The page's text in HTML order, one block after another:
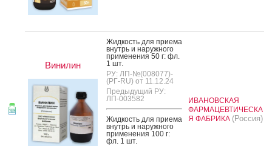
Винилин
Жид­кость для при­ема
внутрь и на­руж­но­го
при­мене­ния 50 г: фл.
1 шт.
РУ: ЛП-№(008077)-
(РГ-RU) от 11.12.24
Предыдущий РУ:
ЛП-003582
Жид­кость для при­ема
внутрь и на­руж­но­го
при­мене­ния 100 г:
фл. 1 шт.
ИВАНОВСКАЯ
ФАРМАЦЕВТИЧЕСКА
Я ФАБРИКА (Россия)